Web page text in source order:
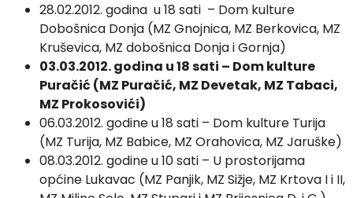
28.02.2012. godina u 18 sati – Dom kulture
Dobošnica Donja (MZ Gnojnica, MZ Berkovica, MZ
Kruševica, MZ dobošnica Donja i Gornja)
03.03.2012. godina u 18 sati – Dom kulture
Puračić (MZ Puračić, MZ Devetak, MZ Tabaci,
MZ Prokosovići)
06.03.2012. godine u 18 sati – Dom kulture Turija
(MZ Turija, MZ Babice, MZ Orahovica, MZ Jaruške)
08.03.2012. godine u 10 sati – U prostorijama
općine Lukavac (MZ Panjik, MZ Sižje, MZ Krtova I i II,